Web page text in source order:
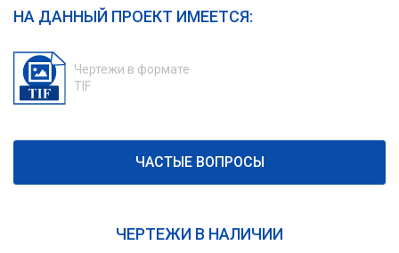
НА ДАННЫЙ ПРОЕКТ ИМЕЕТСЯ:
Чертежи в формате
TIF
ЧАСТЫЕ ВОПРОСЫ
ЧЕРТЕЖИ В НАЛИЧИИ